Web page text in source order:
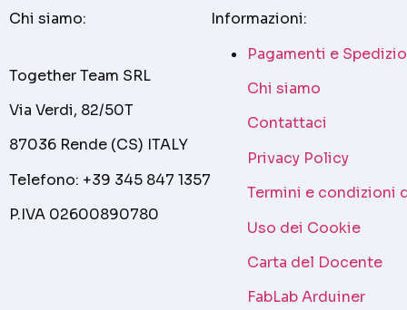
Chi siamo:
Together Team SRL
Via Verdi, 82/50T
87036 Rende (CS) ITALY
Telefono: +39 345 847 1357
P.IVA 02600890780
Informazioni:
Pagamenti e
Chi siamo
Contattaci
Privacy Policy
Termini e condizioni
Uso dei Cookie
Carta del Docente
FabLab Arduiner